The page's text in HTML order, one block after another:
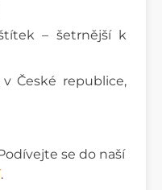
– šetrnější k
České republice,
se do naší
.